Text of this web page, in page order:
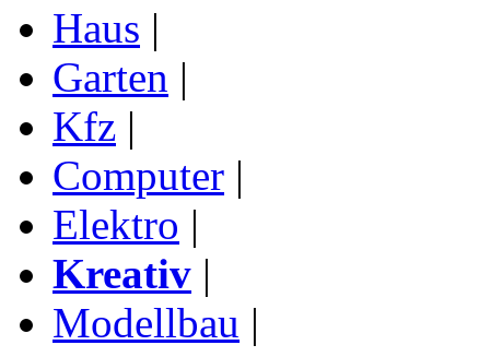
Haus |
Garten |
Kfz |
Computer |
Elektro |
Kreativ |
Modellbau |